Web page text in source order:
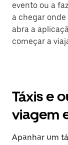
evento ou a
a chegar onde
abra a
começar a
Táxis e
viagem
Apanhar um